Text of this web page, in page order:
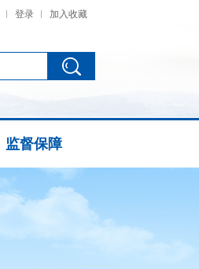
登录 加入收藏
监督保障